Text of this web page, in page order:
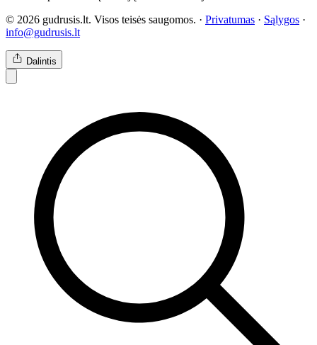
© 2026 gudrusis.lt. Visos teisės saugomos. · Privatumas · Sąlygos ·
info@gudrusis.lt
Dalintis